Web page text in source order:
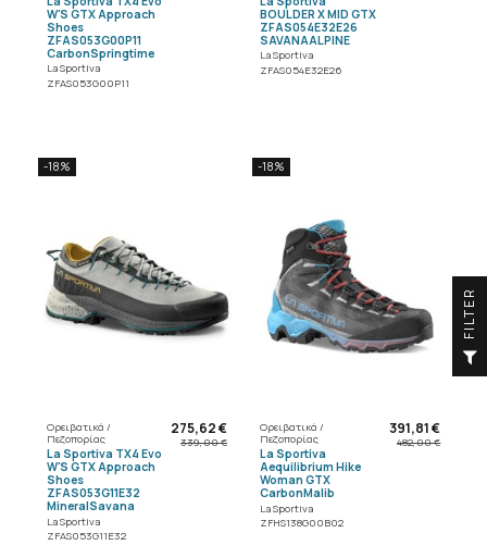
W'S GTX Approach
Shoes
ZFAS053G00P11
CarbonSpringtime
La Sportiva
ZFAS053G00P11
BOULDER X MID GTX
ZFAS054E32E26
SAVANAALPINE
La Sportiva
ZFAS054E32E26
-18%
Ορειβατικά /
Πεζοπορίας
La Sportiva TX4 Evo
W'S GTX Approach
Shoes
ZFAS053G11E32
MineralSavana
La Sportiva
ZFAS053G11E32
275,62 €
339,00 €
-18%
Ορειβατικά /
Πεζοπορίας
La Sportiva
Aequilibrium Hike
Woman GTX
CarbonMalib
La Sportiva
ZFHS138G00B02
391,81 €
482,00 €
R